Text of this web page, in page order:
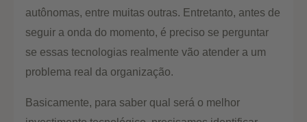
autônomas, entre muitas outras. Entretanto, antes de
seguir a onda do momento, é preciso se perguntar
se essas tecnologias realmente vão atender a um
problema real da organização.
Basicamente, para saber qual será o melhor